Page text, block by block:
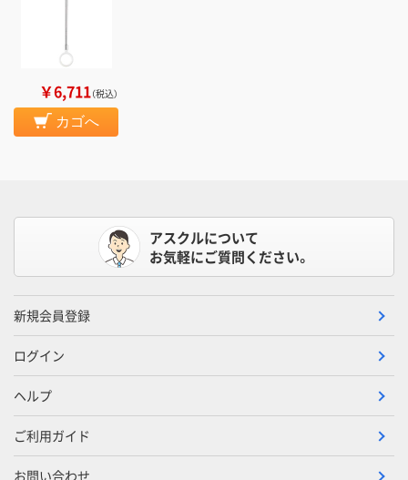
￥6,711（税込）
カゴへ
アスクルについて
お気軽にご質問ください。
新規会員登録
ログイン
ヘルプ
ご利用ガイド
お問い合わせ